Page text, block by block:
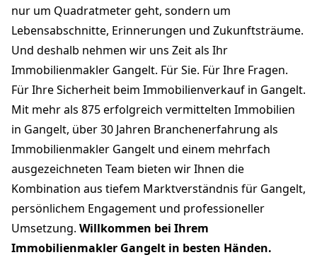
nur um Quadratmeter geht, sondern um
Lebensabschnitte, Erinnerungen und Zukunftsträume.
Und deshalb nehmen wir uns Zeit als Ihr
Immobilienmakler Gangelt. Für Sie. Für Ihre Fragen.
Für Ihre Sicherheit beim Immobilienverkauf in Gangelt.
Mit mehr als 875 erfolgreich vermittelten Immobilien
in Gangelt, über 30 Jahren Branchenerfahrung als
Immobilienmakler Gangelt und einem mehrfach
ausgezeichneten Team bieten wir Ihnen die
Kombination aus tiefem Marktverständnis für Gangelt,
persönlichem Engagement und professioneller
Umsetzung. Willkommen bei Ihrem
Immobilienmakler Gangelt in besten Händen.